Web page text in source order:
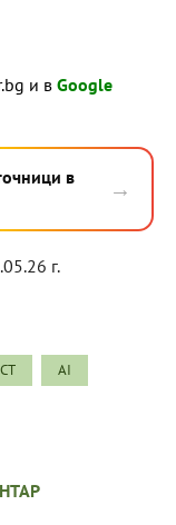
и в Google
в
→
г.
AI